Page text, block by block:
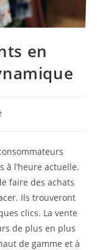
en
à l’heure actuelle.
faire des achats
Ils trouveront
clics. La vente
de plus en plus
de gamme et à